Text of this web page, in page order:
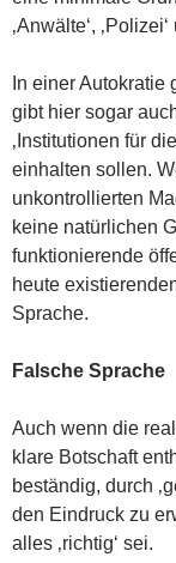
‚Anwälte‘,
In einer
gibt hier sogar
‚Institutionen für
einhalten sollen.
unkontrollierten
keine natürlichen
funktionierende
heute
Sprache.
Falsche Sprache
Auch wenn die
klare Botschaft
beständig, durch
den Eindruck zu
alles ‚richtig‘ sei.